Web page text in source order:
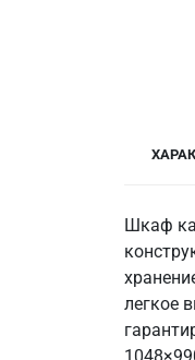
Шкаф
легкое